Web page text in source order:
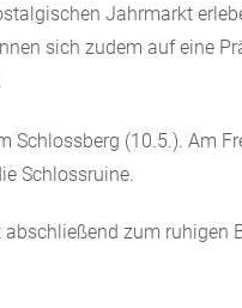
Jahrmarkt
sich zudem auf eine
Schlossberg (10.5.). Am
Schlossruine.
zum ruhigen